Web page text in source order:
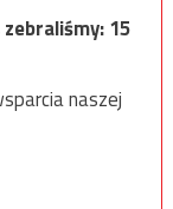
zebraliśmy:15
naszej